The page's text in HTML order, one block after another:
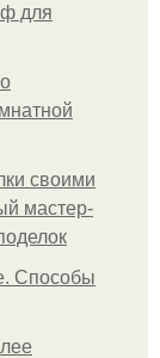
для
своими
мастер-
Способы